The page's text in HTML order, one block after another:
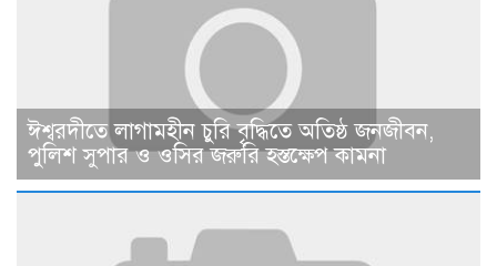
ঈশ্বরদীতে লাগামহীন চুরি বৃদ্ধিতে অতিষ্ঠ জনজীবন,
পুলিশ সুপার ও ওসির জরুরি হস্তক্ষেপ কামনা ​